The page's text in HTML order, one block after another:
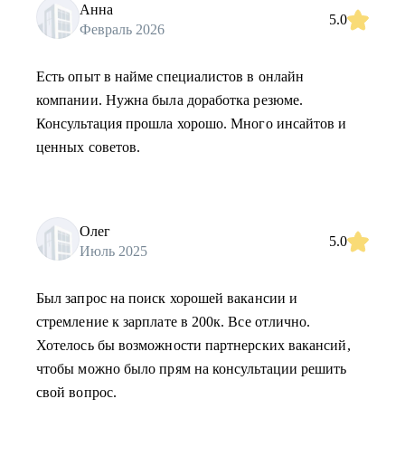
Анна
Февраль 2026
5.0
Есть опыт в найме специалистов в онлайн
компании. Нужна была доработка резюме.
Консультация прошла хорошо. Много инсайтов и
ценных советов.
Олег
Июль 2025
5.0
Был запрос на поиск хорошей вакансии и
стремление к зарплате в 200к. Все отлично.
Хотелось бы возможности партнерских вакансий,
чтобы можно было прям на консультации решить
свой вопрос.